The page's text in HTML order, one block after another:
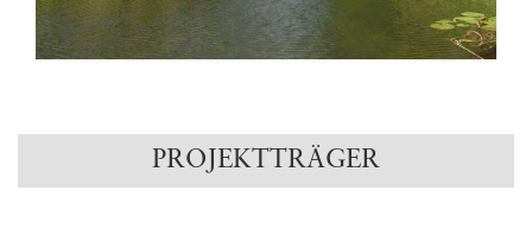
PROJEKTTRÄGER